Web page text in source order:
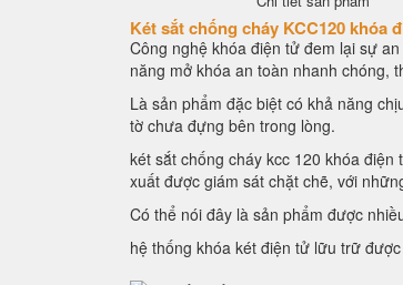
Két sắt chống cháy KCC120 khóa
Công nghệ khóa điện tử đem lại sự
năng mở khóa an toàn nhanh chóng,
Là sản phẩm đặc biệt có khả năng
tờ chưa đựng bên trong lòng.
két sắt chống cháy kcc 120 khóa
xuất được giám sát chặt chẽ, với
Có thể nói đây là sản phẩm được
hệ thống khóa két điện tử lữu trữ